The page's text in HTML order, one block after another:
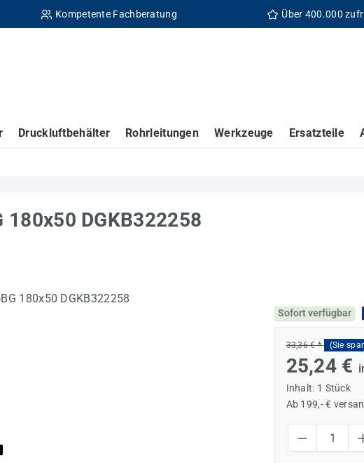
Kompetente Fachberatung Über 400.000
Druckluftbehälter Rohrleitungen Werkzeuge Ersatzteile
DGKB322258
Sofort verfügbar
33,36 € * (Sie
25,24 €
Inhalt: 1 Stück
Ab 199,- €